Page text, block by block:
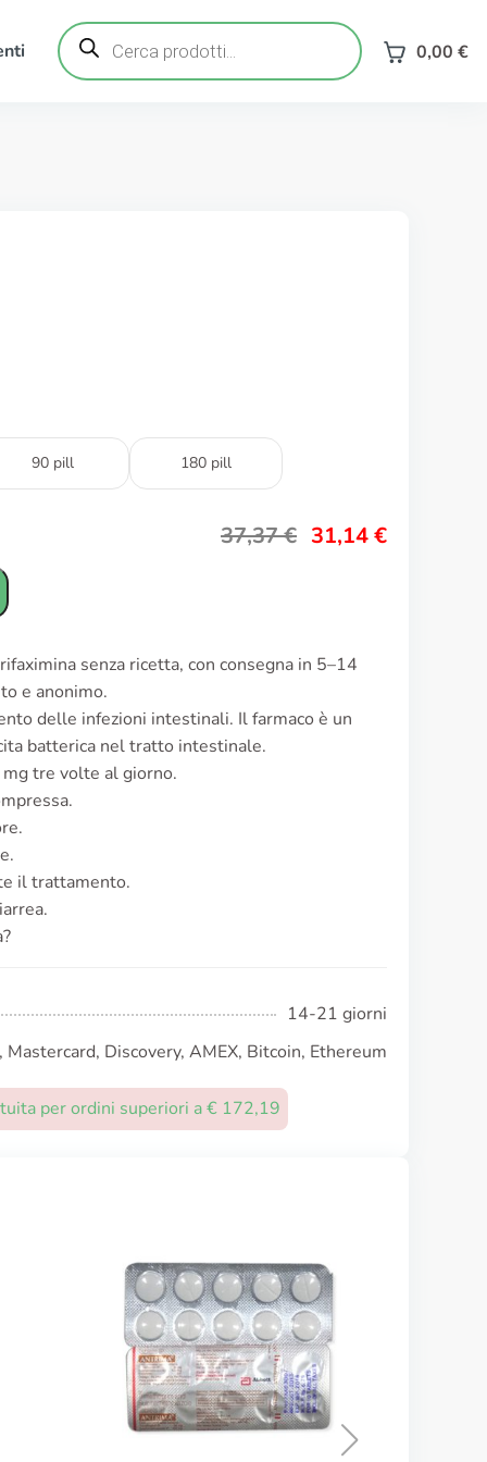
Ricerca
prodotti 0,00 €
90 pill 180 pill
37,37€ 31,14€
senza ricetta, con consegna in 5–14
e anonimo.
delle infezioni intestinali. Il farmaco è un
batterica nel tratto intestinale.
tre volte al giorno.
il trattamento.
14-21 giorni
Mastercard, Discovery, AMEX, Bitcoin, Ethereum
per ordini superiori a € 172,19
Rulid